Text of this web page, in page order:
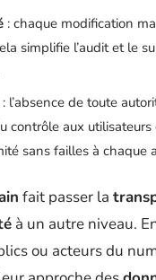
: chaque modification
simplifie l’audit et le
: l’absence de toute
contrôle aux
sans failles à chaque
fait passer la
à un autre niveau.
ou acteurs du